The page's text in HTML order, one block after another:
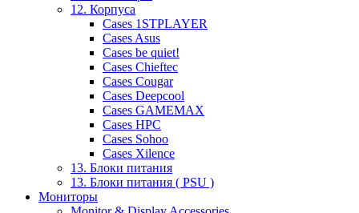
12. Корпуса
Cases 1STPLAYER
Cases Asus
Cases be quiet!
Cases Chieftec
Cases Cougar
Cases Deepcool
Cases GAMEMAX
Cases HPC
Cases Sohoo
Cases Xilence
13. Блоки питания
13. Блоки питания ( PSU )
Мониторы